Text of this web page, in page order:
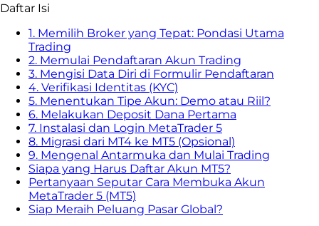
Daftar Isi
1. Memilih Broker yang Tepat: Pondasi Utama
Trading
2. Memulai Pendaftaran Akun Trading
3. Mengisi Data Diri di Formulir Pendaftaran
4. Verifikasi Identitas (KYC)
5. Menentukan Tipe Akun: Demo atau Riil?
6. Melakukan Deposit Dana Pertama
7. Instalasi dan Login MetaTrader 5
8. Migrasi dari MT4 ke MT5 (Opsional)
9. Mengenal Antarmuka dan Mulai Trading
Siapa yang Harus Daftar Akun MT5?
Pertanyaan Seputar Cara Membuka Akun
MetaTrader 5 (MT5)
Siap Meraih Peluang Pasar Global?